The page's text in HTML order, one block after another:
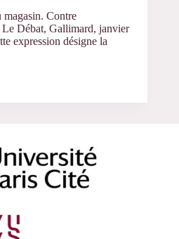
Contre
Débat, Gallimard, janvier
expression désigne la